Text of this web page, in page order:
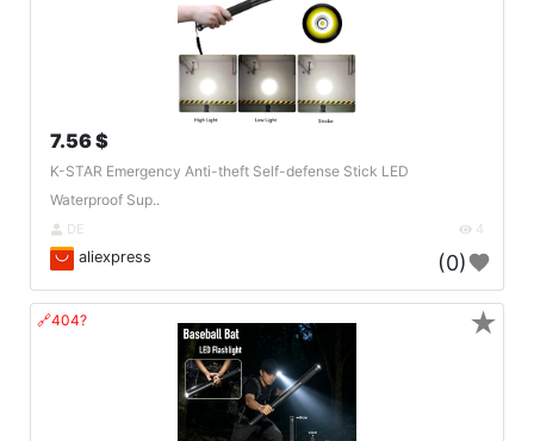
7.56 $
K-STAR Emergency Anti-theft Self-defense Stick LED
Waterproof Sup..
DE 4
aliexpress (0)
🔗404? ★